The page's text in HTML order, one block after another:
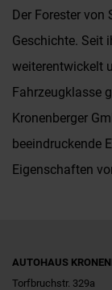
Der Forester von
Geschichte. Seit
weiterentwickelt
Fahrzeugklasse
Kronenberger
beeindruckende
Eigenschaften
AUTOHAUS
Torfbruchstr. 329a